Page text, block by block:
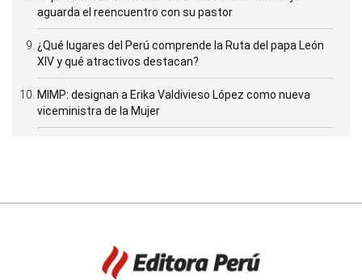
aguarda el reencuentro con su pastor
¿Qué lugares del Perú comprende la Ruta del papa León
XIV y qué atractivos destacan?
MIMP: designan a Erika Valdivieso López como nueva
viceministra de la Mujer